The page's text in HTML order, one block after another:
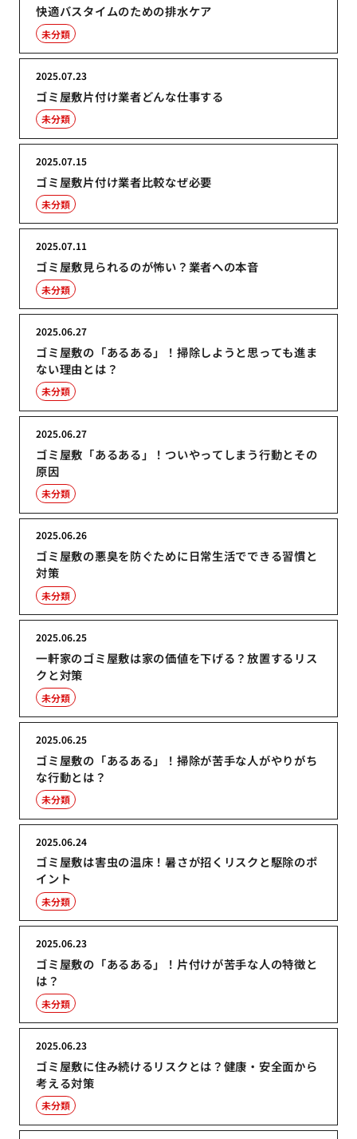
快適バスタイムのための排水ケア
未分類
ゴミ屋敷片付け業者どんな仕事する
2025.07.23
未分類
ゴミ屋敷片付け業者比較なぜ必要
2025.07.15
未分類
ゴミ屋敷見られるのが怖い？業者への本音
2025.07.11
未分類
ゴミ屋敷の「あるある」！掃除しようと思っても進ま
ない理由とは？
2025.06.27
未分類
ゴミ屋敷「あるある」！ついやってしまう行動とその
原因
2025.06.27
未分類
ゴミ屋敷の悪臭を防ぐために日常生活でできる習慣と
対策
2025.06.26
未分類
一軒家のゴミ屋敷は家の価値を下げる？放置するリス
クと対策
2025.06.25
未分類
ゴミ屋敷の「あるある」！掃除が苦手な人がやりがち
な行動とは？
2025.06.25
未分類
ゴミ屋敷は害虫の温床！暑さが招くリスクと駆除のポ
イント
2025.06.24
未分類
ゴミ屋敷の「あるある」！片付けが苦手な人の特徴と
は？
2025.06.23
未分類
ゴミ屋敷に住み続けるリスクとは？健康・安全面から
考える対策
2025.06.23
未分類